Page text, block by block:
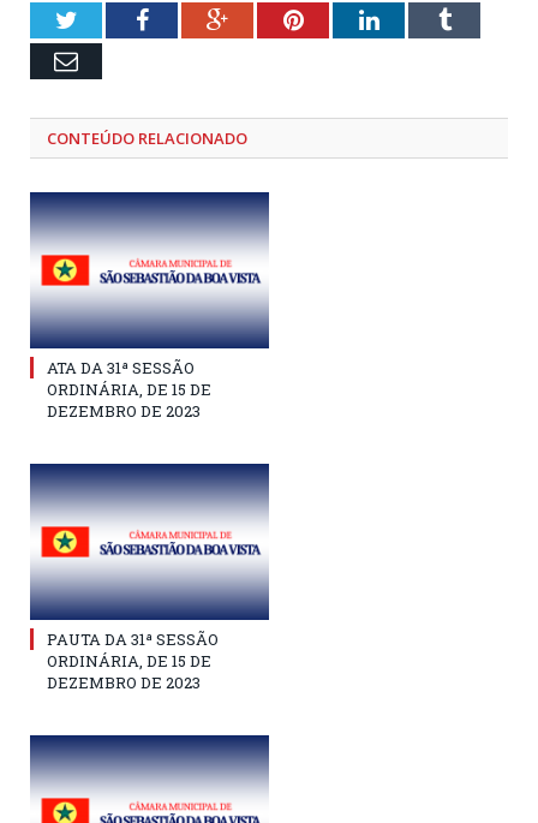
TwitterFacebookGoogle+PinterestLinkedInTumblr
Email
CONTEÚDO RELACIONADO
ATA DA 31ª SESSÃO
ORDINÁRIA, DE 15 DE
DEZEMBRO DE 2023
PAUTA DA 31ª SESSÃO
ORDINÁRIA, DE 15 DE
DEZEMBRO DE 2023